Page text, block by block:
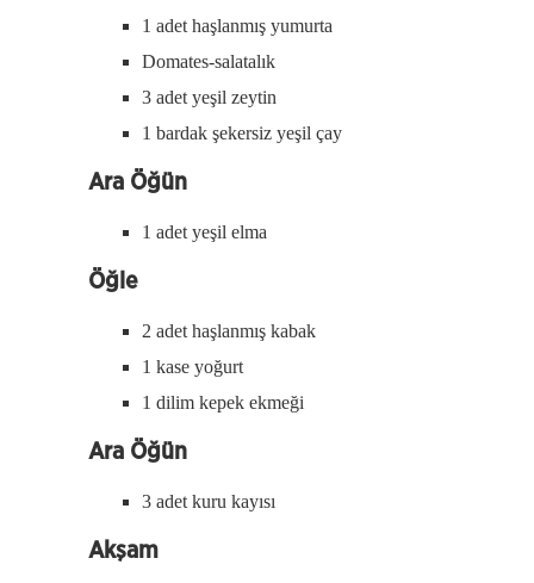
1 adet haşlanmış yumurta
Domates-salatalık
3 adet yeşil zeytin
1 bardak şekersiz yeşil çay
Ara Öğün
1 adet yeşil elma
Öğle
2 adet haşlanmış kabak
1 kase yoğurt
1 dilim kepek ekmeği
Ara Öğün
3 adet kuru kayısı
Akşam